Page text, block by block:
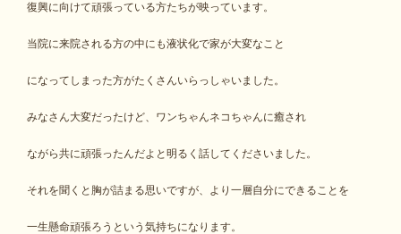
復興に向けて頑張っている方たちが映っています。
当院に来院される方の中にも液状化で家が大変なこと
になってしまった方がたくさんいらっしゃいました。
みなさん大変だったけど、ワンちゃんネコちゃんに癒され
ながら共に頑張ったんだよと明るく話してくださいました。
それを聞くと胸が詰まる思いですが、より一層自分にできることを
一生懸命頑張ろうという気持ちになります。